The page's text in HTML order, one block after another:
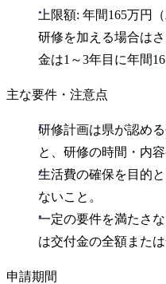
上限額: 年間165万円
研修を加える場合は
金は1～3年目に年間
主な要件・注意点
研修計画は県が認め
と、研修の時間・内
生活費の確保を目的
ないこと。
一定の要件を満たさ
は交付金の全額また
申請期間